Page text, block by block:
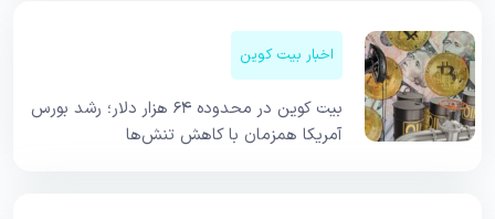
اخبار بیت کوین
بیت کوین در محدوده ۶۴ هزار دلار؛ رشد بورس
آمریکا همزمان با کاهش تنش‌ها